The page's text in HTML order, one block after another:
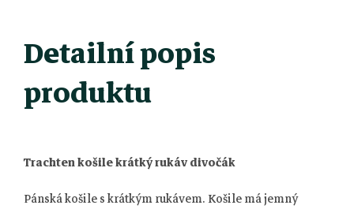
Detailní popis
produktu
Trachten košile krátký rukáv divočák
Pánská košile s krátkým rukávem. Košile má jemný